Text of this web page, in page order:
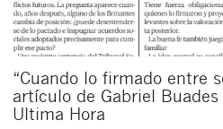
“Cuando lo firmado entre
artículo de Gabriel
Ultima Hora